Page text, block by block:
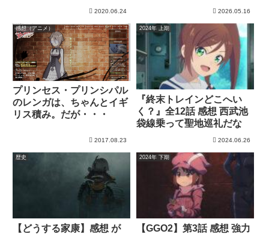
2020.06.24 2026.05.16
感想（アニメ）
プリンセス・プリンシパル
のレンガは、ちゃんとイギ
リス積み。だが・・・
2017.08.23
2024年 上期
『終末トレインどこへい
く？』全12話 感想 西武池
袋線乗って聖地巡礼だな
2024.06.26
歴史
【どうする家康】感想 が
2024年 下期
【GGO2】第3話 感想 強力